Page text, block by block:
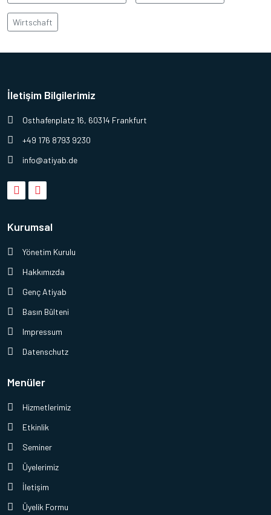
Wirtschaft
İletişim Bilgilerimiz
Osthafenplatz 16, 60314 Frankfurt
+49 176 8793 9230
info@atiyab.de
Kurumsal
Yönetim Kurulu
Hakkımızda
Genç Atiyab
Basın Bülteni
Impressum
Datenschutz
Menüler
Hizmetlerimiz
Etkinlik
Seminer
Üyelerimiz
İletişim
Üyelik Formu